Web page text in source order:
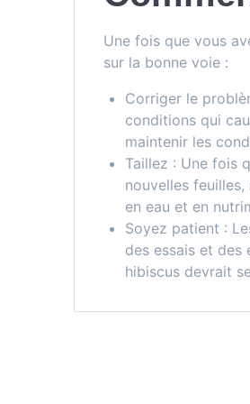
Une fois que vous
sur la bonne voie :
Corriger le
conditions qui
maintenir les
Taillez : Une fois
nouvelles
en eau et en
Soyez patient :
des essais et
hibiscus devrait